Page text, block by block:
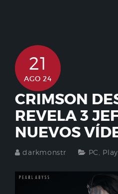
21
AGO 24
CRIMSON
REVELA 3
NUEVOS
darkmonstr PC